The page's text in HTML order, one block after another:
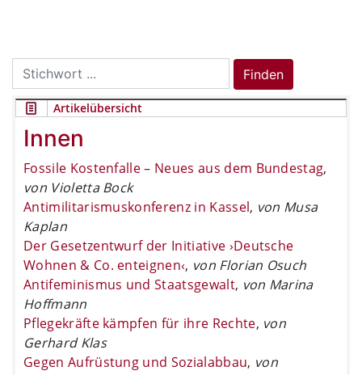
Search
for:
Finden
Artikelübersicht
Innen
Fossile Kostenfalle – Neues aus dem Bundestag,
von Violetta Bock
Antimilitarismuskonferenz in Kassel, von Musa
Kaplan
Der Gesetzentwurf der Initiative ›Deutsche
Wohnen & Co. enteignen‹, von Florian Osuch
Antifeminismus und Staatsgewalt, von Marina
Hoffmann
Pflegekräfte kämpfen für ihre Rechte, von
Gerhard Klas
Gegen Aufrüstung und Sozialabbau, von